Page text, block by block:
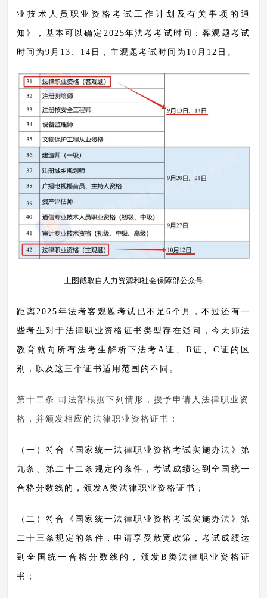
业技术人员职业资格考试工作计划及有关事项的通
知》，基本可以确定2025年法考考试时间：客观题考试
时间为9月13、14日，主观题考试时间为10月12日。
上图截取自人力资源和社会保障部公众号
距离 2025年法考客观题考试已不足6个月，不过还有一
些考生对于法律职业资格证书类型存在疑问，今天师法
教育就向所有法考生解析下法考A证、B证、C证的区
别，以及这三个证书适用范围的不同。
第十二条 司法部根据下列情形，授予申请人法律职业资
格，并颁发相应的法律职业资格证书：
（一）符合《国家统一法律职业资格考试实施办法》第
九条、第二十二条规定的条件，考试成绩达到全国统一
合格分数线的，颁发 A类法律职业资格证书；
（二）符合《国家统一法律职业资格考试实施办法》第
二十三条规定的条件，申请享受放宽政策，考试成绩达
到全国统一合格分数线的，颁发B类法律职业资格证
书；